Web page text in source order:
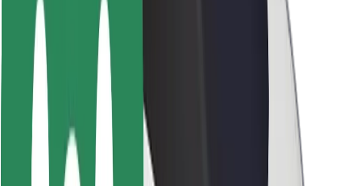
Seguridad para conductores
Seguridad para patinetes
Safety Lab
Dónde estamos
Soluciones para las ciudades